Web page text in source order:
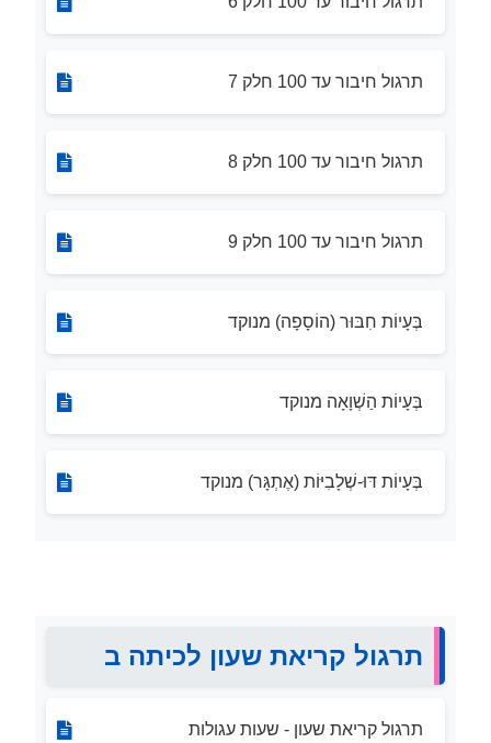
תרגול חיבור עד 100 חלק 7
תרגול חיבור עד 100 חלק 8
תרגול חיבור עד 100 חלק 9
בְּעָיוֹת חִבּוּר (הוֹסָפָה) מנוקד
בְּעָיוֹת הַשְׁוָאָה מנוקד
בְּעָיוֹת דּוּ-שְׁלָבִיּוֹת (אֶתְגָּר) מנוקד
תרגול קריאת שעון לכיתה ב
תרגול קריאת שעון - שעות עגולות